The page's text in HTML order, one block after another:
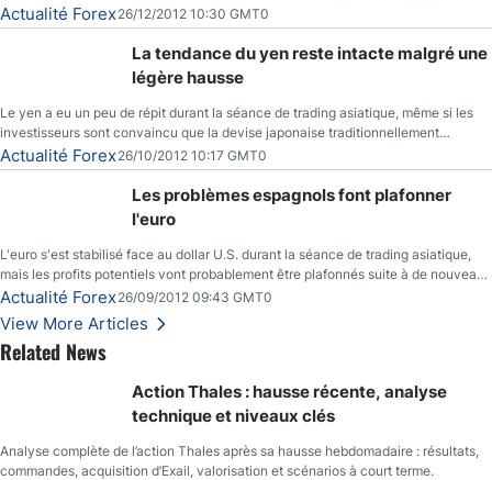
des réserves de pétrole américaines à un bas de 10 semaines.
Actualité Forex26/12/2012 10:30 GMT0
La tendance du yen reste intacte malgré une
légère hausse
Le yen a eu un peu de répit durant la séance de trading asiatique, même si les
investisseurs sont convaincu que la devise japonaise traditionnellement
sécuritaire devrait chuter de façon importante après la réunion de la Banque du
Japon la semaine prochaine.
Actualité Forex26/10/2012 10:17 GMT0
Les problèmes espagnols font plafonner
l'euro
L'euro s'est stabilisé face au dollar U.S. durant la séance de trading asiatique,
mais les profits potentiels vont probablement être plafonnés suite à de nouveaux
événements liés au renflouement en Espagne, renforçant les inquiétudes des
investisseurs.
Actualité Forex26/09/2012 09:43 GMT0
View More Articles
Related News
Action Thales : hausse récente, analyse
technique et niveaux clés
Analyse complète de l’action Thales après sa hausse hebdomadaire : résultats,
commandes, acquisition d’Exail, valorisation et scénarios à court terme.